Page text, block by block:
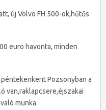
új Volvo FH 500-ok,hűtős
euro havonta, minden
Pozsonyban a
van,raklapcsere,éjszakai
munka.